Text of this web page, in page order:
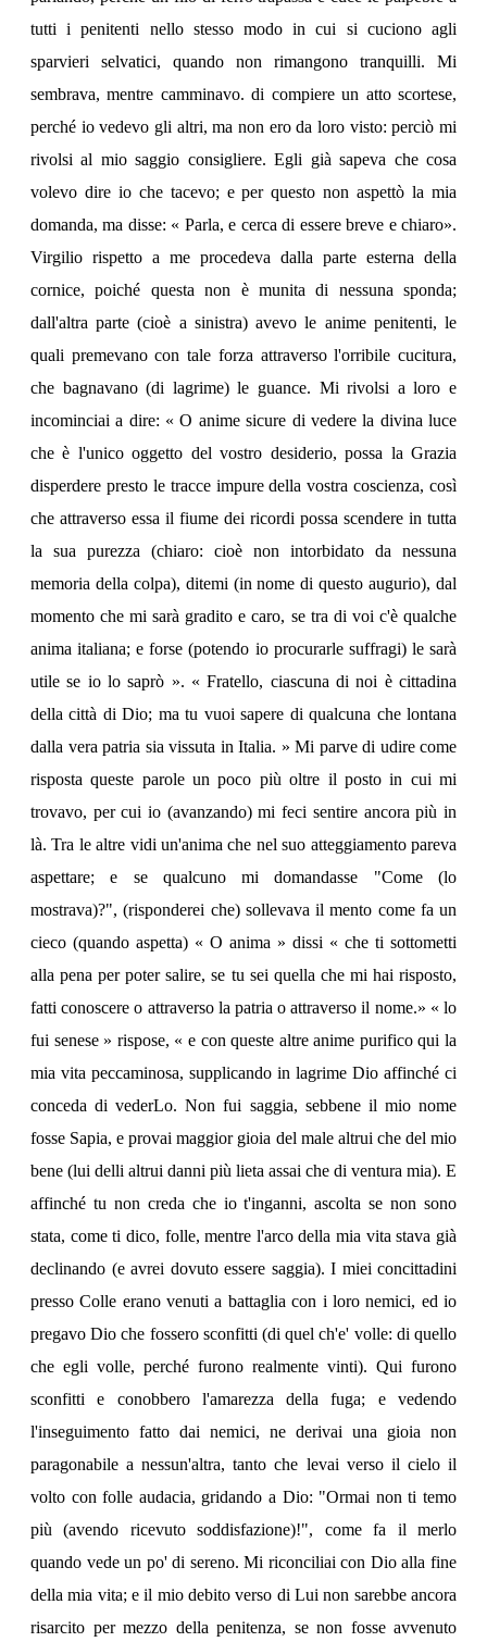
tutti i penitenti nello stesso modo in cui si cuciono agli
sparvieri selvatici, quando non rimangono tranquilli. Mi
sembrava, mentre camminavo. di compiere un atto scortese,
perché io vedevo gli altri, ma non ero da loro visto: perciò mi
rivolsi al mio saggio consigliere. Egli già sapeva che cosa
volevo dire io che tacevo; e per questo non aspettò la mia
domanda, ma disse: « Parla, e cerca di essere breve e chiaro».
Virgilio rispetto a me procedeva dalla parte esterna della
cornice, poiché questa non è munita di nessuna sponda;
dall'altra parte (cioè a sinistra) avevo le anime penitenti, le
quali premevano con tale forza attraverso l'orribile cucitura,
che bagnavano (di lagrime) le guance. Mi rivolsi a loro e
incominciai a dire: « O anime sicure di vedere la divina luce
che è l'unico oggetto del vostro desiderio, possa la Grazia
disperdere presto le tracce impure della vostra coscienza, così
che attraverso essa il fiume dei ricordi possa scendere in tutta
la sua purezza (chiaro: cioè non intorbidato da nessuna
memoria della colpa), ditemi (in nome di questo augurio), dal
momento che mi sarà gradito e caro, se tra di voi c'è qualche
anima italiana; e forse (potendo io procurarle suffragi) le sarà
utile se io lo saprò ». « Fratello, ciascuna di noi è cittadina
della città di Dio; ma tu vuoi sapere di qualcuna che lontana
dalla vera patria sia vissuta in Italia. » Mi parve di udire come
risposta queste parole un poco più oltre il posto in cui mi
trovavo, per cui io (avanzando) mi feci sentire ancora più in
là. Tra le altre vidi un'anima che nel suo atteggiamento pareva
aspettare; e se qualcuno mi domandasse "Come (lo
mostrava)?", (risponderei che) sollevava il mento come fa un
cieco (quando aspetta) « O anima » dissi « che ti sottometti
alla pena per poter salire, se tu sei quella che mi hai risposto,
fatti conoscere o attraverso la patria o attraverso il nome.» « lo
fui senese » rispose, « e con queste altre anime purifico qui la
mia vita peccaminosa, supplicando in lagrime Dio affinché ci
conceda di vederLo. Non fui saggia, sebbene il mio nome
fosse Sapia, e provai maggior gioia del male altrui che del mio
bene (lui delli altrui danni più lieta assai che di ventura mia). E
affinché tu non creda che io t'inganni, ascolta se non sono
stata, come ti dico, folle, mentre l'arco della mia vita stava già
declinando (e avrei dovuto essere saggia). I miei concittadini
presso Colle erano venuti a battaglia con i loro nemici, ed io
pregavo Dio che fossero sconfitti (di quel ch'e' volle: di quello
che egli volle, perché furono realmente vinti). Qui furono
sconfitti e conobbero l'amarezza della fuga; e vedendo
l'inseguimento fatto dai nemici, ne derivai una gioia non
paragonabile a nessun'altra, tanto che levai verso il cielo il
volto con folle audacia, gridando a Dio: "Ormai non ti temo
più (avendo ricevuto soddisfazione)!", come fa il merlo
quando vede un po' di sereno. Mi riconciliai con Dio alla fine
della mia vita; e il mio debito verso di Lui non sarebbe ancora
risarcito per mezzo della penitenza, se non fosse avvenuto